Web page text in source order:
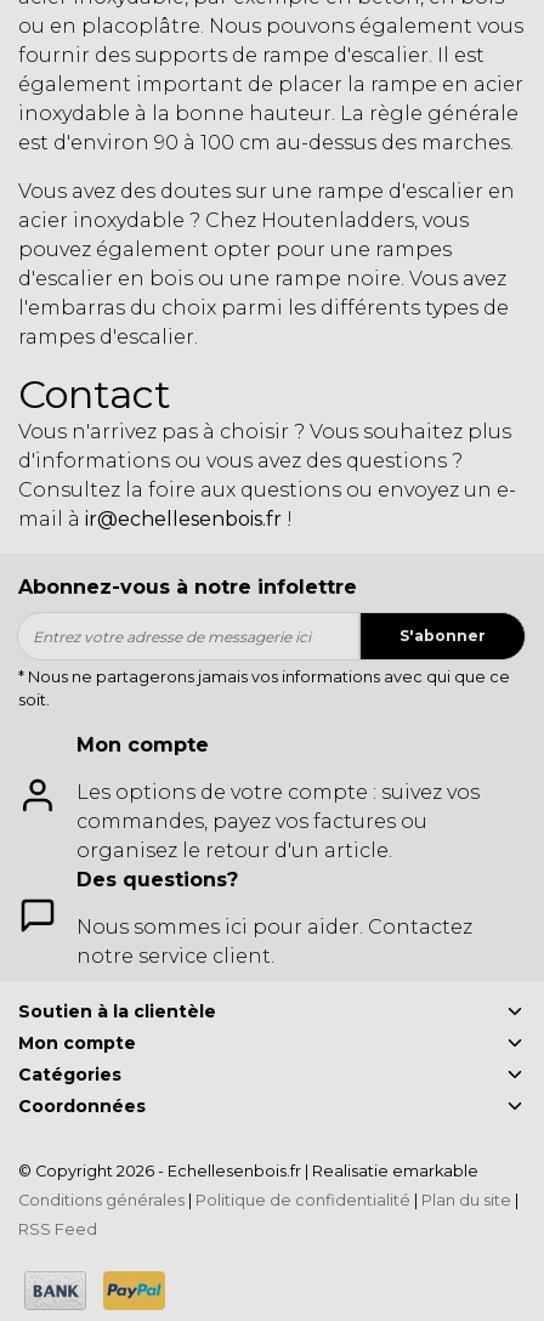
ou en placoplâtre. Nous pouvons également vous
fournir des supports de rampe d'escalier. Il est
également important de placer la rampe en acier
inoxydable à la bonne hauteur. La règle générale
est d'environ 90 à 100 cm au-dessus des marches.
Vous avez des doutes sur une rampe d'escalier en
acier inoxydable ? Chez Houtenladders, vous
pouvez également opter pour une rampes
d'escalier en bois ou une rampe noire. Vous avez
l'embarras du choix parmi les différents types de
rampes d'escalier.
Contact
Vous n'arrivez pas à choisir ? Vous souhaitez plus
d'informations ou vous avez des questions ?
Consultez la foire aux questions ou envoyez un e-
mail à ir@echellesenbois.fr !
Abonnez-vous à notre infolettre
S'abonner
* Nous ne partagerons jamais vos informations avec qui que ce
soit.
Mon compte
Les options de votre compte : suivez vos
commandes, payez vos factures ou
organisez le retour d'un article.
Des questions?
Nous sommes ici pour aider. Contactez
notre service client.
Soutien à la clientèle
Mon compte
Catégories
Coordonnées
© Copyright 2026 - Echellesenbois.fr | Realisatie emarkable
Conditions générales
Politique de confidentialité Plan du site
RSS Feed